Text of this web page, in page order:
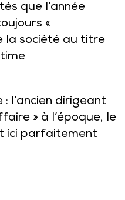
que l’année
«
la société au titre
l’ancien dirigeant
» à l’époque, le
ici parfaitement